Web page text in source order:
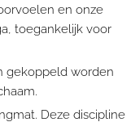
en onze
toegankelijk voor
gekoppeld worden
Deze discipline